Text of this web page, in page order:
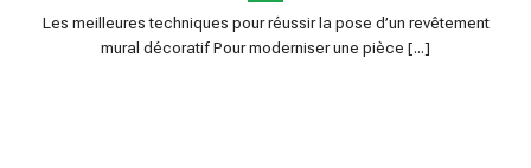
Les meilleures techniques pour réussir la pose d’un revêtement
mural décoratif Pour moderniser une pièce [...]